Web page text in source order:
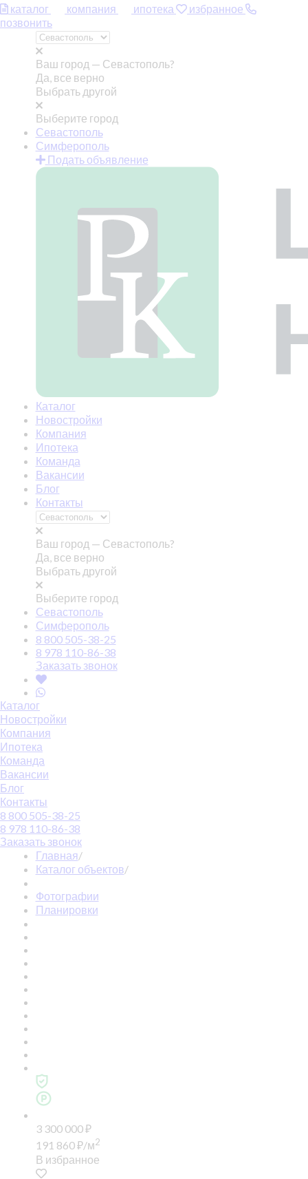
каталог компания ипотека
избранное
позвонить
Ваш город — Севастополь?
Да, все верно
Выбрать другой
Выберите город
Севастополь
Симферополь
Подать объявление
Каталог
Новостройки
Компания
Ипотека
Команда
Вакансии
Блог
Контакты
Ваш город — Севастополь?
Да, все верно
Выбрать другой
Выберите город
Севастополь
Симферополь
8 800 505-38-25
8 978 110-86-38
Заказать звонок
Каталог
Новостройки
Компания
Ипотека
Команда
Вакансии
Блог
Контакты
8 800 505-38-25
8 978 110-86-38
Заказать звонок
Главная/
Каталог объектов/
Фотографии
Планировки
3 300 000₽
191 860₽/м2
В избранное